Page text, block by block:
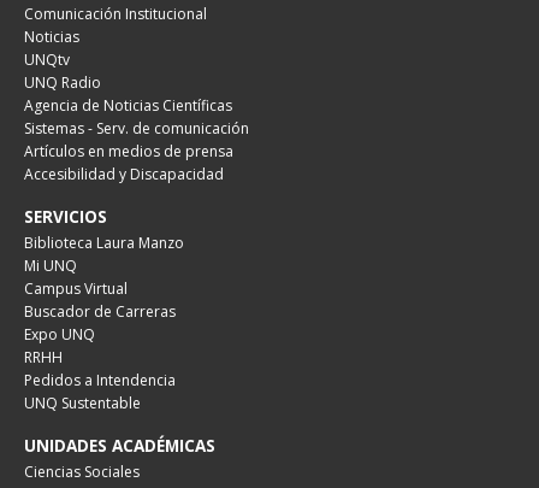
Comunicación Institucional
Noticias
UNQtv
UNQ Radio
Agencia de Noticias Científicas
Sistemas - Serv. de comunicación
Artículos en medios de prensa
Accesibilidad y Discapacidad
SERVICIOS
Biblioteca Laura Manzo
Mi UNQ
Campus Virtual
Buscador de Carreras
Expo UNQ
RRHH
Pedidos a Intendencia
UNQ Sustentable
UNIDADES ACADÉMICAS
Ciencias Sociales